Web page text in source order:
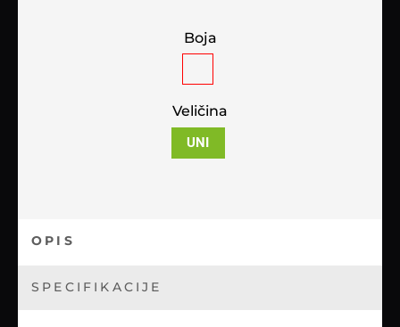
Boja
Veličina
UNI
OPIS
SPECIFIKACIJE